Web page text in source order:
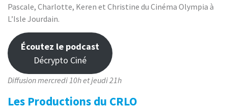
Pascale, Charlotte, Keren et Christine du Cinéma Olympia à
L’Isle Jourdain.
Écoutez le podcast
Décrypto Ciné
Diffusion mercredi 10h et jeudi 21h
Les Productions du CRLO